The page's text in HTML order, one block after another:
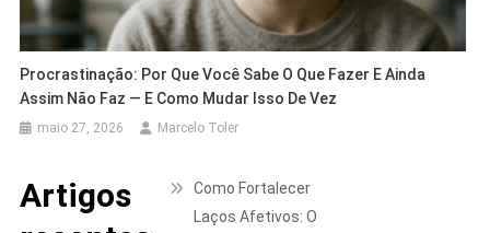
Procrastinação: Por Que Você Sabe O Que Fazer E Ainda
Assim Não Faz — E Como Mudar Isso De Vez
maio 27, 2026 Marcelo Toler
Artigos
Como Fortalecer
Laços Afetivos: O